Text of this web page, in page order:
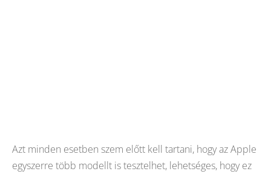
Azt minden esetben szem előtt kell tartani, hogy az Apple
egyszerre több modellt is tesztelhet, lehetséges, hogy ez